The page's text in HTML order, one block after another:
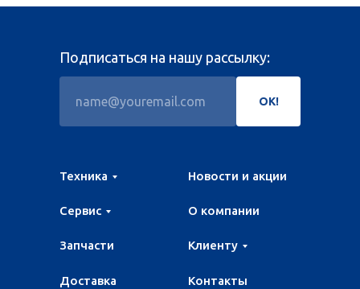
Техника
Сервис
Запчасти
Новости и акции
Клиенту
О компании
Подписаться на нашу рассылку:
ОК!
Контакты
Доставка